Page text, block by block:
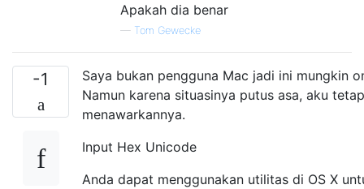
Apakah dia benar
— Tom Gewecke
-1
Saya bukan pengguna Mac jadi ini mungkin
Namun karena situasinya putus asa, aku
menawarkannya.
Input Hex Unicode
Anda dapat menggunakan utilitas di OS X